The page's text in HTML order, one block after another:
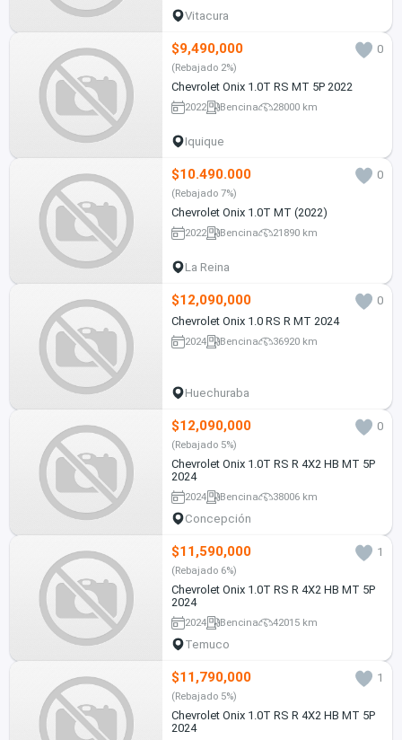
Vitacura
$9,490,000 0
(Rebajado 2%)
Chevrolet Onix 1.0T RS MT 5P 2022
2022 Bencina 28000 km
Iquique
$10.490.000 0
(Rebajado 7%)
Chevrolet Onix 1.0T MT (2022)
2022 Bencina 21890 km
La Reina
$12,090,000
0
Chevrolet Onix 1.0 RS R MT 2024
2024 Bencina 36920 km
Huechuraba
$12,090,000 0
(Rebajado 5%)
Chevrolet Onix 1.0T RS R 4X2 HB MT 5P
2024
2024 Bencina 38006 km
Concepción
$11,590,000 1
(Rebajado 6%)
Chevrolet Onix 1.0T RS R 4X2 HB MT 5P
2024
2024 Bencina 42015 km
Temuco
$11,790,000 1
(Rebajado 5%)
Chevrolet Onix 1.0T RS R 4X2 HB MT 5P
2024